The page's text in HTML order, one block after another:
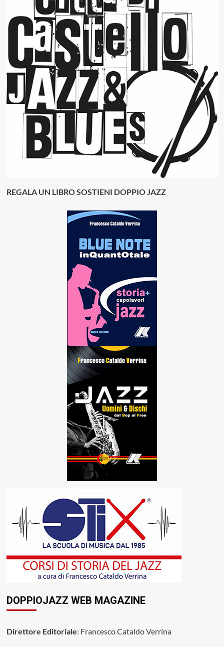
REGALA UN LIBRO SOSTIENI DOPPIO JAZZ
DOPPIOJAZZ WEB MAGAZINE
Direttore Editoriale: Francesco Cataldo Verrina